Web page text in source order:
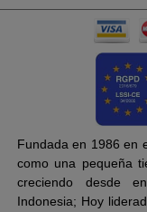
Fundada en 1986 en
como una pequeña
creciendo desde
Indonesia; Hoy